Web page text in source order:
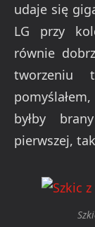
udaje się
LG przy
równie
tworzeniu
byłby
pierwszej,